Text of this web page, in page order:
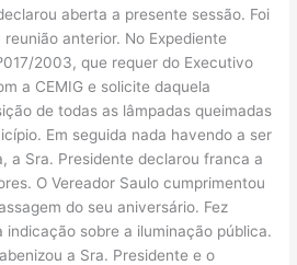
aberta a presente sessão. Foi
anterior. No Expediente
2003, que requer do Executivo
a CEMIG e solicite daquela
de todas as lâmpadas queimadas
Em seguida nada havendo a ser
a Sra. Presidente declarou franca a
O Vereador Saulo cumprimentou
do seu aniversário. Fez
indicação sobre a iluminação pública.
a Sra. Presidente e o